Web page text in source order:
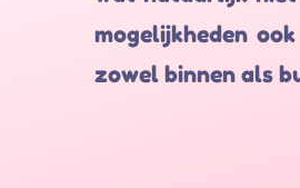
mogelijkheden
zowel binnen als